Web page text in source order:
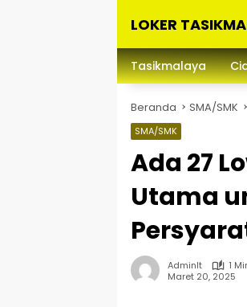
LOKER
Lowongan
Kerja
dan
Sekitarna
Tasikmalaya
Beranda SMA/SMK
SMA/SMK
Ada 27
Utama
Adminlt
1
Maret 20, 2025